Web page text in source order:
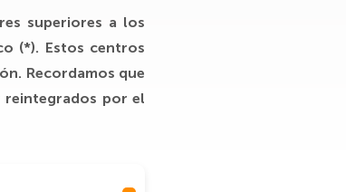
superiores a los
(*). Estos centros
Recordamos que
reintegrados por el